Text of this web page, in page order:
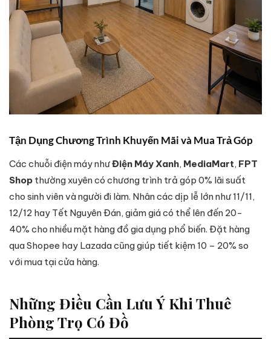
Tận Dụng Chương Trình Khuyến Mãi và Mua Trả Góp
Các chuỗi điện máy nhưĐiện Máy Xanh, MediaMart, FPT
Shop thường xuyên có chương trình trả góp 0% lãi suất
cho sinh viên và người đi làm. Nhân các dịp lễ lớn như 11/11,
12/12 hay Tết Nguyên Đán, giảm giá có thể lên đến 20-
40% cho nhiều mặt hàng đồ gia dụng phổ biến. Đặt hàng
qua Shopee hay Lazada cũng giúp tiết kiệm 10 – 20% so
với mua tại cửa hàng.
Những Điều Cần Lưu Ý Khi Thuê
Phòng Trọ Có Đồ